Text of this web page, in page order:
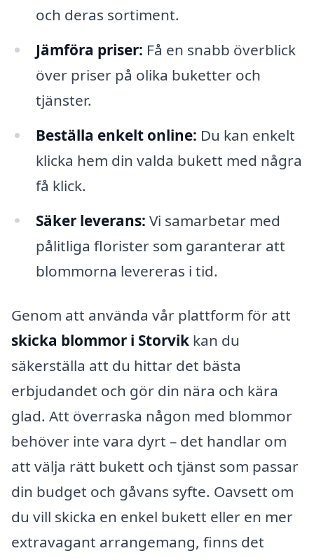
och deras sortiment.
Jämföra priser: Få en snabb överblick
över priser på olika buketter och
tjänster.
Beställa enkelt online: Du kan enkelt
klicka hem din valda bukett med några
få klick.
Säker leverans: Vi samarbetar med
pålitliga florister som garanterar att
blommorna levereras i tid.
Genom att använda vår plattform för att
skicka blommor i Storvik kan du
säkerställa att du hittar det bästa
erbjudandet och gör din nära och kära
glad. Att överraska någon med blommor
behöver inte vara dyrt – det handlar om
att välja rätt bukett och tjänst som passar
din budget och gåvans syfte. Oavsett om
du vill skicka en enkel bukett eller en mer
extravagant arrangemang, finns det